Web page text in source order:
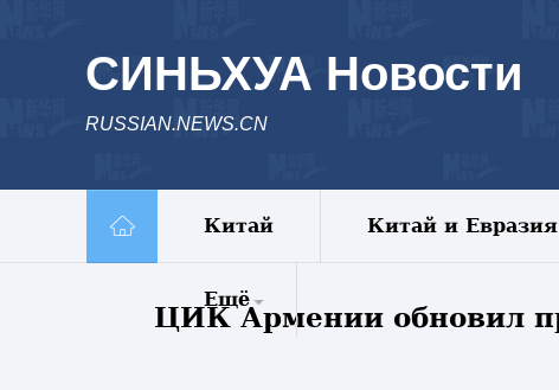
СИНЬХУА Новости
RUSSIAN.NEWS.CN
Китай Китай и Евразия
Ещё
ЦИК Армении обновил